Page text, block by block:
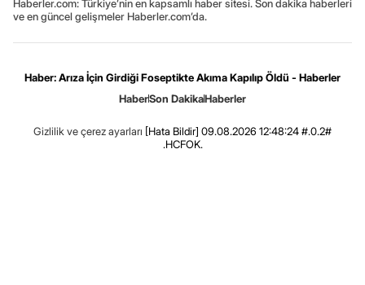
Haberler.com: Türkiye’nin en kapsamlı haber sitesi. Son dakika haberleri
ve en güncel gelişmeler Haberler.com’da.
Haber: Arıza İçin Girdiği Foseptikte Akıma Kapılıp Öldü - Haberler
HaberSon DakikaHaberler
Gizlilik ve çerez ayarları [Hata Bildir] 09.08.2026 12:48:24 #.0.2#
.HCFOK.